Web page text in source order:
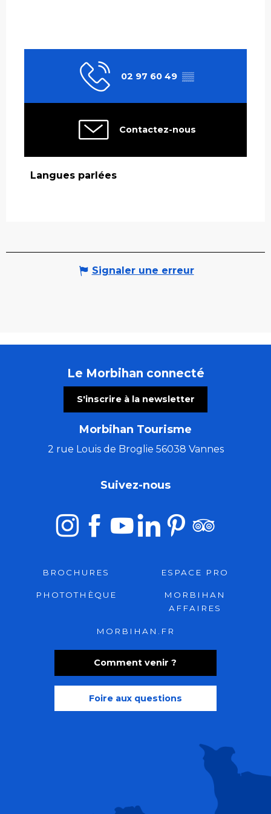
02 97 60 49 ▒▒
Contactez-nous
Langues parlées
Langues parlées
Signaler une erreur
Le Morbihan connecté
S'inscrire à la newsletter
Morbihan Tourisme
2 rue Louis de Broglie 56038 Vannes
Comment venir ?
Foire aux questions
Suivez-nous
BROCHURES ESPACE PRO
PHOTOTHÈQUE
MORBIHAN
AFFAIRES
MORBIHAN.FR